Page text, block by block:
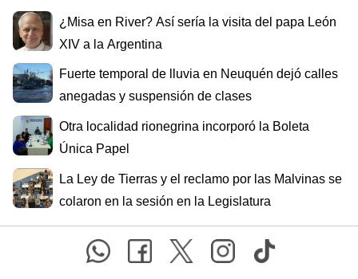
¿Misa en River? Así sería la visita del papa León
XIV a la Argentina
Fuerte temporal de lluvia en Neuquén dejó calles
anegadas y suspensión de clases
Otra localidad rionegrina incorporó la Boleta
Única Papel
La Ley de Tierras y el reclamo por las Malvinas se
colaron en la sesión en la Legislatura